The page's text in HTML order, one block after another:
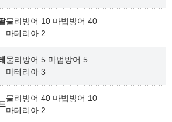
물리방어 10 마법방어 40
마테리아 2
물리방어 5 마법방어 5
마테리아 3
물리방어 40 마법방어 10
마테리아 2